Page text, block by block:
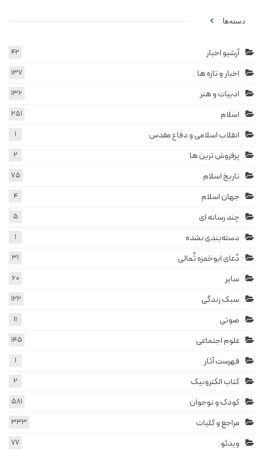
دسته‌ها
آرشیو اخبار 42
اخبار و تازه ها 137
ادبیات و هنر 136
اسلام 251
انقلاب اسلامی و دفاع مقدس 1
پرفروش ترین ها 2
تاریخ اسلام 75
جهان اسلام 4
چند رسانه ای 5
دسته‌بندی نشده 1
دُعای ابوحَمزه ثُمالی 31
سایر 60
سبک زندگی 122
صوتی 11
علوم اجتماعی 145
فهرست آثار 1
کتاب الکترونیک 2
کودک و نوجوان 581
مراجع و کلیات 333
ویدئو 77